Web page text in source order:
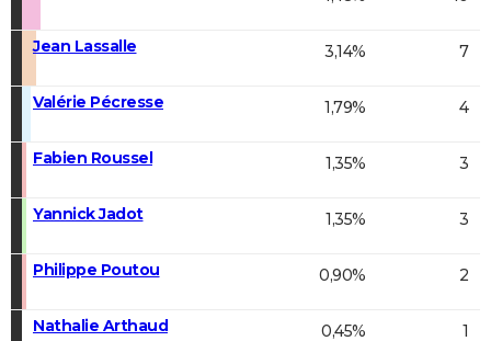
Jean Lassalle 3,14% 7
Valérie Pécresse 1,79% 4
Fabien Roussel 1,35% 3
Yannick Jadot 1,35% 3
Philippe Poutou 0,90% 2
Nathalie Arthaud 0,45% 1